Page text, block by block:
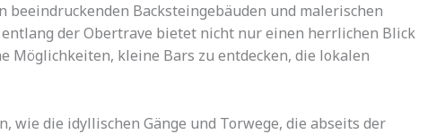
Backsteingebäuden und malerischen
der Obertrave bietet nicht nur einen herrlichen Blick
Möglichkeiten, kleine Bars zu entdecken, die lokalen
wie die idyllischen Gänge und Torwege, die abseits der